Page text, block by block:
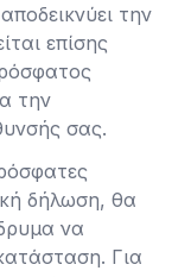
την
επίσης
την
σας.
δήλωση, θα
να
Για